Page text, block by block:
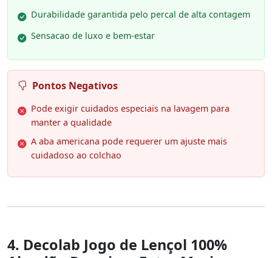
Durabilidade garantida pelo percal de alta contagem
Sensacao de luxo e bem-estar
Pontos Negativos
Pode exigir cuidados especiais na lavagem para
manter a qualidade
A aba americana pode requerer um ajuste mais
cuidadoso ao colchao
4. Decolab Jogo de Lençol 100%